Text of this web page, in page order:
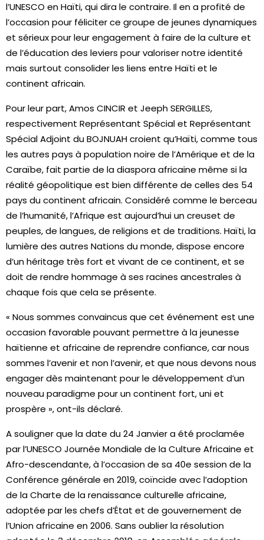
l’UNESCO en Haïti, qui dira le contraire. Il en a profité de
l’occasion pour féliciter ce groupe de jeunes dynamiques
et sérieux pour leur engagement à faire de la culture et
de l’éducation des leviers pour valoriser notre identité
mais surtout consolider les liens entre Haïti et le
continent africain.
Pour leur part, Amos CINCIR et Jeeph SERGILLES,
respectivement Représentant Spécial et Représentant
Spécial Adjoint du BOJNUAH croient qu’Haïti, comme tous
les autres pays à population noire de l’Amérique et de la
Caraïbe, fait partie de la diaspora africaine même si la
réalité géopolitique est bien différente de celles des 54
pays du continent africain. Considéré comme le berceau
de l’humanité, l’Afrique est aujourd’hui un creuset de
peuples, de langues, de religions et de traditions. Haïti, la
lumière des autres Nations du monde, dispose encore
d’un héritage très fort et vivant de ce continent, et se
doit de rendre hommage à ses racines ancestrales à
chaque fois que cela se présente.
« Nous sommes convaincus que cet événement est une
occasion favorable pouvant permettre à la jeunesse
haïtienne et africaine de reprendre confiance, car nous
sommes l’avenir et non l’avenir, et que nous devons nous
engager dès maintenant pour le développement d’un
nouveau paradigme pour un continent fort, uni et
prospère », ont-ils déclaré.
A souligner que la date du 24 Janvier a été proclamée
par l’UNESCO Journée Mondiale de la Culture Africaine et
Afro-descendante, à l’occasion de sa 40e session de la
Conférence générale en 2019, coïncide avec l’adoption
de la Charte de la renaissance culturelle africaine,
adoptée par les chefs d’État et de gouvernement de
l’Union africaine en 2006. Sans oublier la résolution